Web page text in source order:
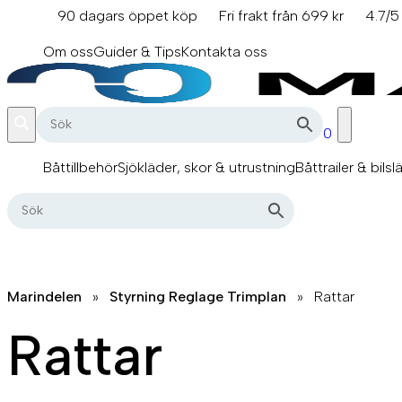
innehåll
90 dagars öppet köp Fri frakt från 699 kr
4.7/
Om ossGuider & TipsKontakta oss
0
BåttillbehörSjökläder, skor & utrustningBåttrailer &
Marindelen » Styrning Reglage Trimplan » Rattar
Rattar